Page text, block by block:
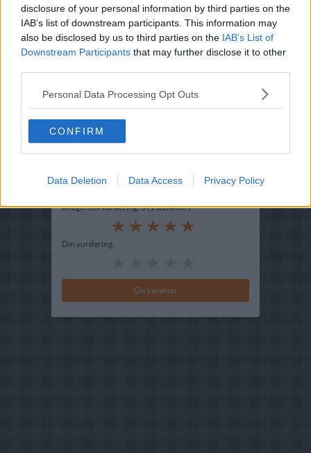
disclosure of your personal information by third parties on the
IAB’s list of downstream participants. This information may
also be disclosed by us to third parties on the IAB’s List of
Downstream Participants that may further disclose it to other
Personal Data Processing Opt Outs
CONFIRM
Data Deletion Data Access Privacy Policy
Ret :Kold Dessert-Hjemmelavet is
Indsendt :2002-08-05
Brugernes vurdering:5(1stemmer)
Din vurdering: